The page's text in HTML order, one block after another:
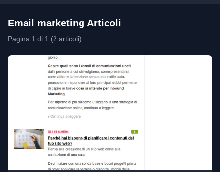
Email marketing Articoli
Pagina 1 di 1 (2 articoli)